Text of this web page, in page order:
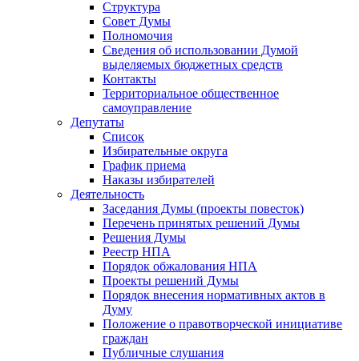
Структура
Совет Думы
Полномочия
Сведения об использовании Думой
выделяемых бюджетных средств
Контакты
Территориальное общественное
самоуправление
Депутаты
Список
Избирательные округа
График приема
Наказы избирателей
Деятельность
Заседания Думы (проекты повесток)
Перечень принятых решений Думы
Решения Думы
Реестр НПА
Порядок обжалования НПА
Проекты решений Думы
Порядок внесения нормативных актов в
Думу
Положение о правотворческой инициативе
граждан
Публичные слушания